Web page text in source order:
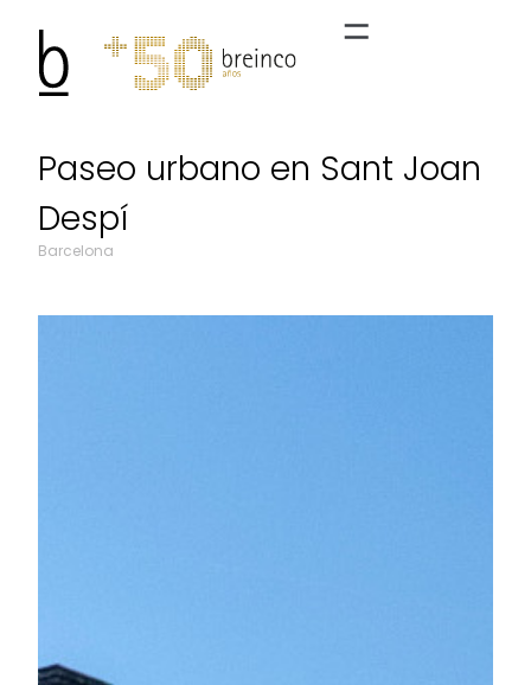
Paseo urbano en Sant Joan
Despí
Barcelona